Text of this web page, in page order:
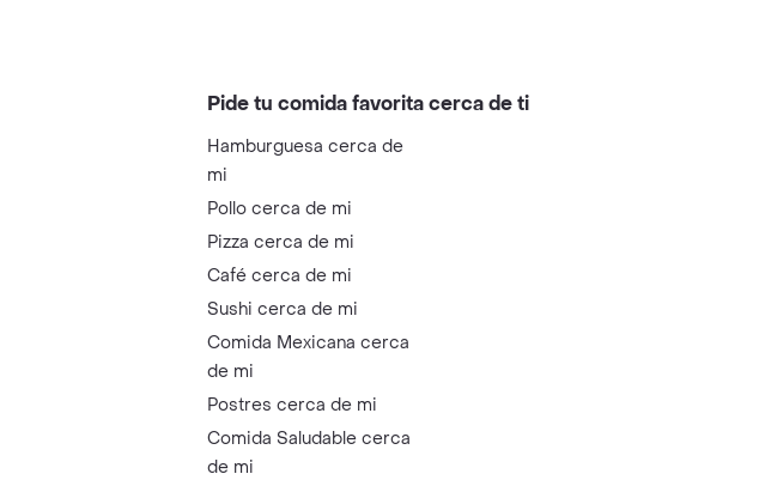
Pide tu comida favorita cerca de ti
Hamburguesa cerca de
mi
Pollo cerca de mi
Pizza cerca de mi
Café cerca de mi
Sushi cerca de mi
Comida Mexicana cerca
de mi
Postres cerca de mi
Comida Saludable cerca
de mi